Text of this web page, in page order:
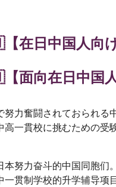
在日中国人向
面向在日中国
努力奮闘されておられる
高一貫校に挑むための受
本努力奋斗的中国同胞们
一贯制学校的升学辅导项目